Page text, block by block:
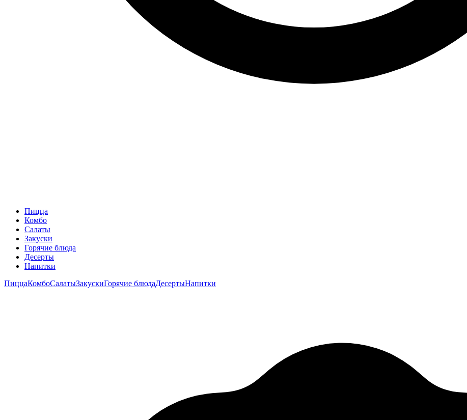
Пицца
Комбо
Салаты
Закуски
Горячие блюда
Десерты
Напитки
ПиццаКомбоСалатыЗакускиГорячие блюдаДесертыНапитки